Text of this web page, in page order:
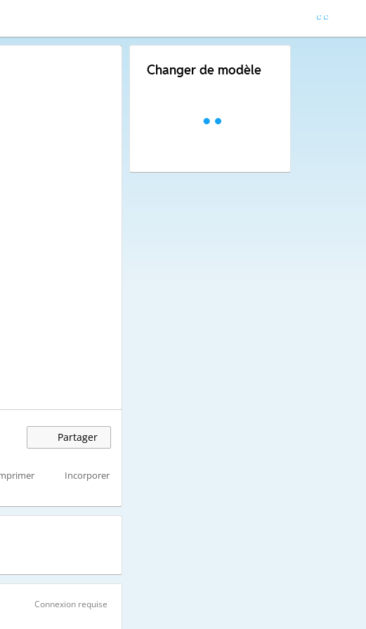
Partager
Incorporer
Connexion requise
Changer de modèle